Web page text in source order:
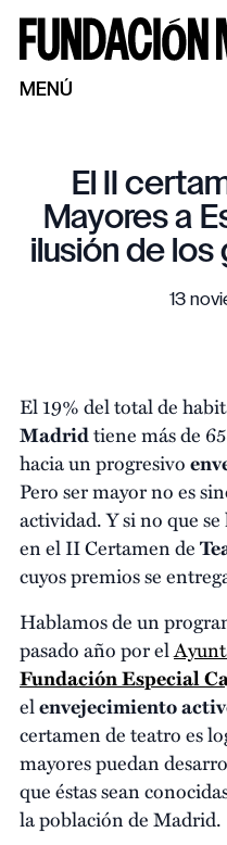
MENÚ
El II
Mayores a
ilusión de los
13
El 19% del total de
Madridtiene más de
hacia un progresivo
Pero ser mayor no es
actividad. Y si no que
en el II Certamen de
cuyos premios se
Hablamos de un
pasado año por el
Fundación Especial
elenvejecimiento
certamen de teatro es
mayores puedan
que éstas sean
la población de Madrid.